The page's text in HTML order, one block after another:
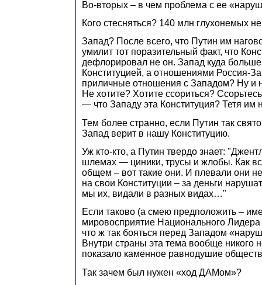
Во-вторых – в чем проблема с ее
Кого стесняться? 140 млн глухонемых не
Запад? После всего, что Путин им
умилит тот поразительный факт, что
дефлорировал не он. Запад куда больше
Конституцией, а отношениями Россия-
приличные отношения с Западом? Ну и
Не хотите? Хотите ссориться?
— что Западу эта Конституция? Тетя им
Тем более странно, если Путин так
Запад верит в нашу Конституцию.
Уж кто-кто, а Путин твердо знает:
шлемах — циники, трусы и жлобы. Как
общем – вот такие они. И плевали они
на свои Конституции – за деньги
мы их, видали в разных видах…"
Если таково (а смею предположить –
мировосприятие Национального Лидера
что ж так бояться перед Западом
Внутри страны эта тема вообще никого
показало каменное равнодушие
Так зачем был нужен «ход ДАМом»?